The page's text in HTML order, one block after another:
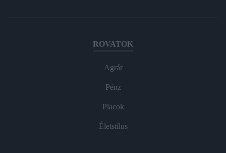
ROVATOK
Agrár
Pénz
Piacok
Életstílus